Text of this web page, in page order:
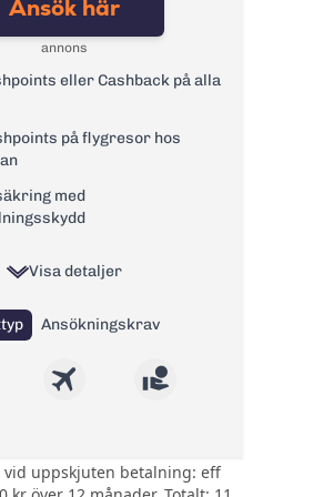
i
3 %, lägst 45 kr
29 kr
valutakursen
105 kr
Swedbank betal- och
Ansök här
annons
eller Cashback på alla
på flygresor hos
med
Visa detaljer
Ansökningskrav
Välj att ha 0,5%
vid uppskjuten betalning: eff